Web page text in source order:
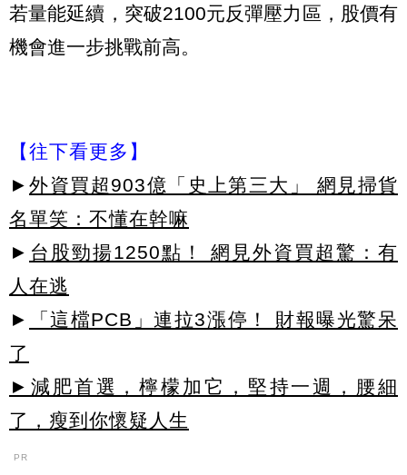
若量能延續，突破2100元反彈壓力區，股價有
機會進一步挑戰前高。
【往下看更多】
► 外資買超903億「史上第三大」 網見掃貨
名單笑：不懂在幹嘛
► 台股勁揚1250點！ 網見外資買超驚：有
人在逃
►
「這檔PCB」連拉3漲停！ 財報曝光驚呆
了
►減肥首選，檸檬加它，堅持一週，腰細
了，瘦到你懷疑人生
PR